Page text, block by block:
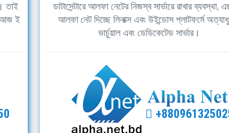
তাই
আজ ই
ডাটাসেন্টারে আলফা নেটের নিজস্ব সার্ভারে রাখার ব্যবস্থা,
আলফা নেট দিচ্ছে লিনাক্স এবং উইন্ডোস প্লাটফর্মে
ভার্চুয়াল এবং ডেডিকেটেড সার্ভার।